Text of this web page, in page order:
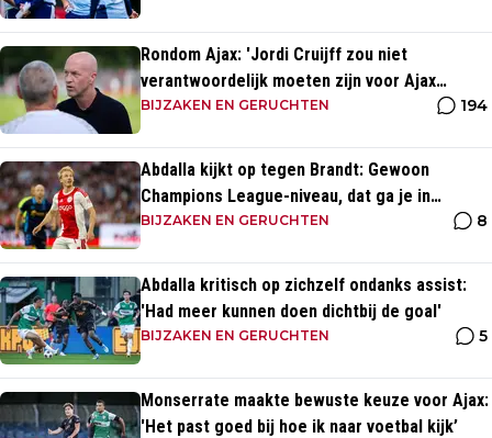
Rondom Ajax: 'Jordi Cruijff zou niet
verantwoordelijk moeten zijn voor Ajax
Vrouwen'
BIJZAKEN EN GERUCHTEN 194
Abdalla kijkt op tegen Brandt: Gewoon
Champions League-niveau, dat ga je in
wedstrijden ook zien'
BIJZAKEN EN GERUCHTEN 8
Abdalla kritisch op zichzelf ondanks assist:
'Had meer kunnen doen dichtbij de goal'
BIJZAKEN EN GERUCHTEN 5
Monserrate maakte bewuste keuze voor Ajax:
'Het past goed bij hoe ik naar voetbal kijk’